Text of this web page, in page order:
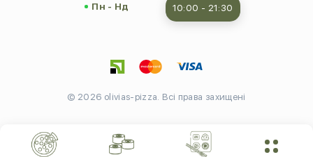
Пн - Нд 10:00 - 21:30
© 2026 olivias-pizza. Всі права захищені